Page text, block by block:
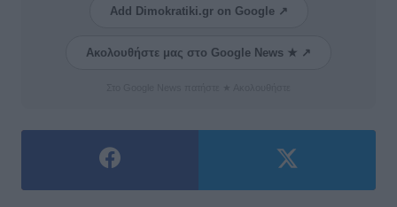
Add Dimokratiki.gr on Google ↗
Ακολουθήστε μας στο Google News ★ ↗